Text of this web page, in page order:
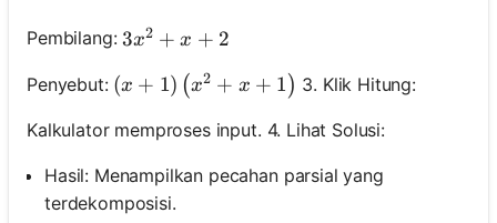
Pembilang:3 x^2+x+2
3x2 + x + 2
Penyebut: (x+1)\left(x^2+x+1\right)
(x + 1) (x2 + x + 1) 3. Klik Hitung:
Kalkulator memproses input. 4. Lihat Solusi:
Hasil: Menampilkan pecahan parsial yang
terdekomposisi.